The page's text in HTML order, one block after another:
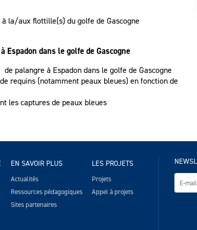
la/aux flottille(s) du golfe de Gascogne
dans le golfe de Gascogne
palangre à Espadon dans le golfe de Gascogne
requins (notamment peaux bleues) en fonction de
les captures de peaux bleues
EN SAVOIR PLUS
Actualités
Ressources pédagogiques
Sites partenaires
LES PROJETS
Projets
Appel à projets